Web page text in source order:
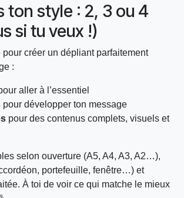
ton style : 2, 3 ou 4
si tu veux !)
pour créer un dépliant parfaitement
:
aller à l’essentiel
pour développer ton message
pour des contenus complets, visuels et
selon ouverture (A5, A4, A3, A2…),
portefeuille, fenêtre…) et
À toi de voir ce qui matche le mieux